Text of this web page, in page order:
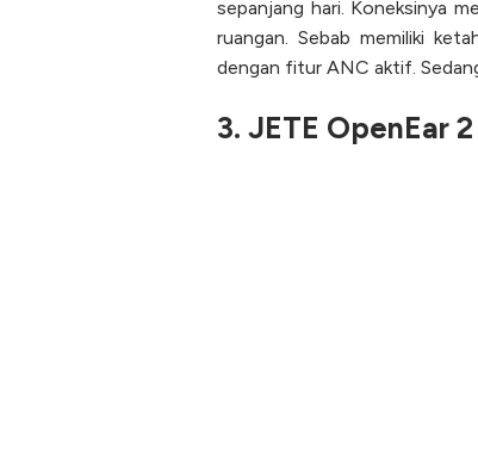
sepanjang hari. Koneksinya
ruangan. Sebab memiliki
dengan fitur ANC aktif.
3. JETE OpenEar 2